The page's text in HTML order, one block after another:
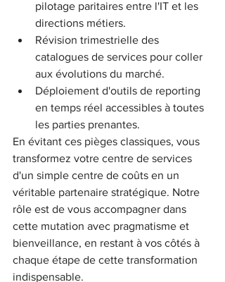
pilotage paritaires entre l'IT et les
directions métiers.
Révision trimestrielle des
catalogues de services pour coller
aux évolutions du marché.
Déploiement d'outils de reporting
en temps réel accessibles à toutes
les parties prenantes.
En évitant ces pièges classiques, vous
transformez votre centre de services
d'un simple centre de coûts en un
véritable partenaire stratégique. Notre
rôle est de vous accompagner dans
cette mutation avec pragmatisme et
bienveillance, en restant à vos côtés à
chaque étape de cette transformation
indispensable.